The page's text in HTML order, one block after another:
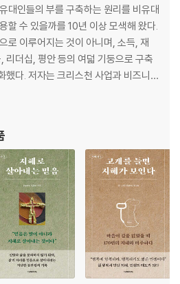
: 디아스포라 선교를 하는 교회를 위한 십
교회가 디아스포라 선교 기회를 받아들이
동향과 쟁점
리칸 디아스포라 교회의 선교
서의 이민 교회와 디아스포라 속의 선교적
를 통한 교회의 선교
계 도시의 선교에 대한 종말론적 비전
국가적 사례 연구
·국가적 사례 연구
문화권 선교
인도인 교회의 연합 : 쿠웨이트에 있는 케
대인들의 부를 구축하는 원리를 비유대
할 수 있을까를 10년 이상 모색해 왔다.
로 이루어지는 것이 아니며, 소득, 재
리더십, 평안 등의 여덟 기둥으로 구축
비즈니스
술가이며, 사업가다. Hope Internatio
Kim은 크리스천 사업의 전체